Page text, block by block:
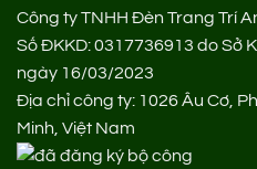
Công ty TNHH Đèn Trang Trí
Số ĐKKD: 0317736913 do Sở
ngày 16/03/2023
Địa chỉ công ty: 1026 Âu Cơ,
Minh, Việt Nam